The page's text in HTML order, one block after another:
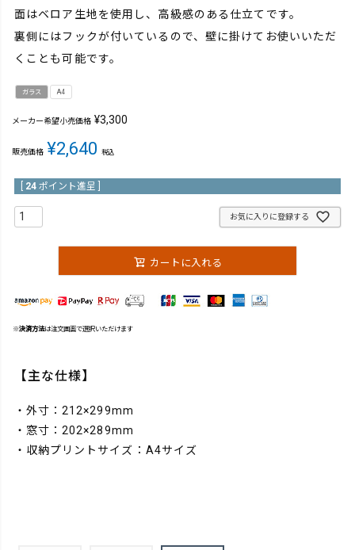
面はベロア生地を使用し、高級感のある仕立てです。
裏側にはフックが付いているので、壁に掛けてお使いいただ
くことも可能です。
ガラス A4
メーカー希望小売価格 ¥3,300
販売価格 ¥2,640 税込
24 ポイント進呈 ]
お気に入りに登録する
カートに入れる
※決済方法は注文画面で選択いただけます
【主な仕様】
・外寸：212×299mm
・窓寸：202×289mm
・収納プリントサイズ：A4サイズ